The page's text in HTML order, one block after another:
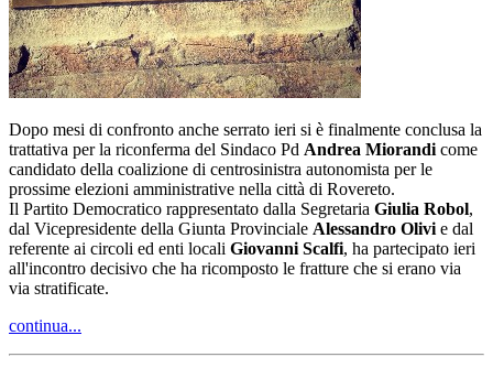
Dopo mesi di confronto anche serrato ieri si è finalmente conclusa la
trattativa per la riconferma del Sindaco Pd Andrea Miorandi come
candidato della coalizione di centrosinistra autonomista per le
prossime elezioni amministrative nella città di Rovereto.
Il Partito Democratico rappresentato dalla Segretaria Giulia Robol,
dal Vicepresidente della Giunta Provinciale Alessandro Olivi e dal
referente ai circoli ed enti locali Giovanni Scalfi, ha partecipato ieri
all'incontro decisivo che ha ricomposto le fratture che si erano via
via stratificate.
continua...